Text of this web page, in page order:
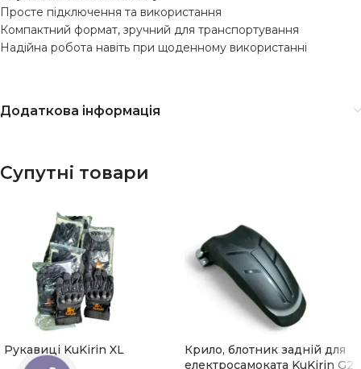
Просте підключення та використання
Компактний формат, зручний для транспортування
Надійна робота навіть при щоденному використанні
Додаткова інформація
Супутні товари
Рукавиці KuKirin XL
Крило, блотник задній для
електросамоката KuKirin G2